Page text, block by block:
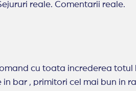
reale. Comentarii reale.
cu toata increderea
bar , primitori cel mai bun in